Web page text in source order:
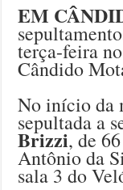
EM
terça-feira
Cândido
No início da
sepultada a
Brizzi, de
Antônio da
sala 3 do